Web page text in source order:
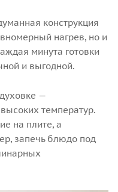
конструкция
нагрев, но и
минута готовки
и выгодной.
—
температур.
на плите, а
запечь блюдо под